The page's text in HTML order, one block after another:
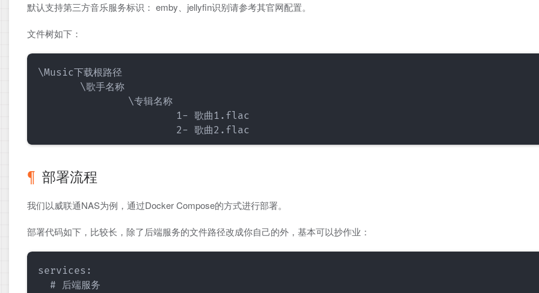
默认支持第三方音乐服务标识： emby、jellyfin识别请参考其官网配置。
文件树如下：
\Music下载根路径
       \歌手名称
               \专辑名称
                       1- 歌曲1.flac
部署流程
我们以威联通NAS为例，通过Docker Compose的方式进行部署。
部署代码如下，比较长，除了后端服务的文件路径改成你自己的外，基本可以抄作业：
services:
  # 后端服务